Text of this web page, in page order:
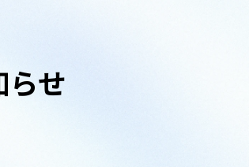
せ